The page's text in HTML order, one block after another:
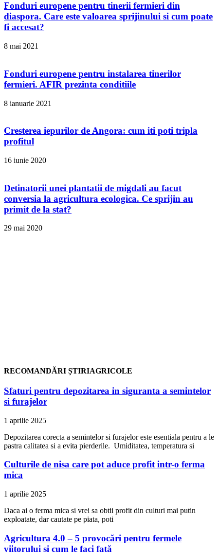
Fonduri europene pentru tinerii fermieri din
diaspora. Care este valoarea sprijinului si cum poate
fi accesat?
8 mai 2021
Fonduri europene pentru instalarea tinerilor
fermieri. AFIR prezinta conditiile
8 ianuarie 2021
Cresterea iepurilor de Angora: cum iti poti tripla
profitul
16 iunie 2020
Detinatorii unei plantatii de migdali au facut
conversia la agricultura ecologica. Ce sprijin au
primit de la stat?
29 mai 2020
RECOMANDĂRI ȘTIRIAGRICOLE
Sfaturi pentru depozitarea in siguranta a semintelor
si furajelor
1 aprilie 2025
Depozitarea corecta a semintelor si furajelor este esentiala pentru a le
pastra calitatea si a evita pierderile. Umiditatea, temperatura si
Culturile de nisa care pot aduce profit intr-o ferma
mica
1 aprilie 2025
Daca ai o ferma mica si vrei sa obtii profit din culturi mai putin
exploatate, dar cautate pe piata, poti
Agricultura 4.0 – 5 provocări pentru fermele
viitorului și cum le faci față